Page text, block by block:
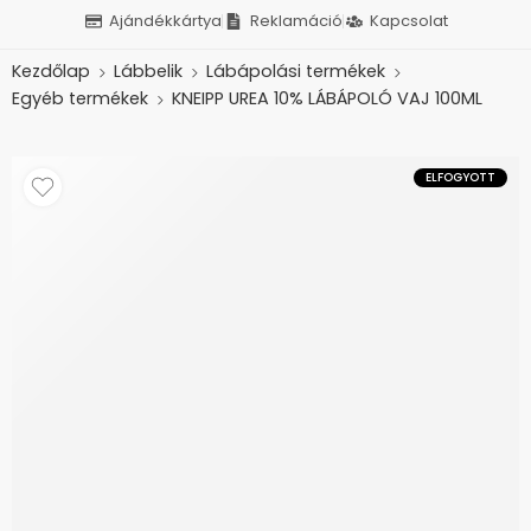
Ajándékkártya Reklamáció Kapcsolat
Kezdőlap Lábbelik
Lábápolási termékek
Egyéb termékek
KNEIPP UREA 10% LÁBÁPOLÓ VAJ 100ML
ELFOGYOTT